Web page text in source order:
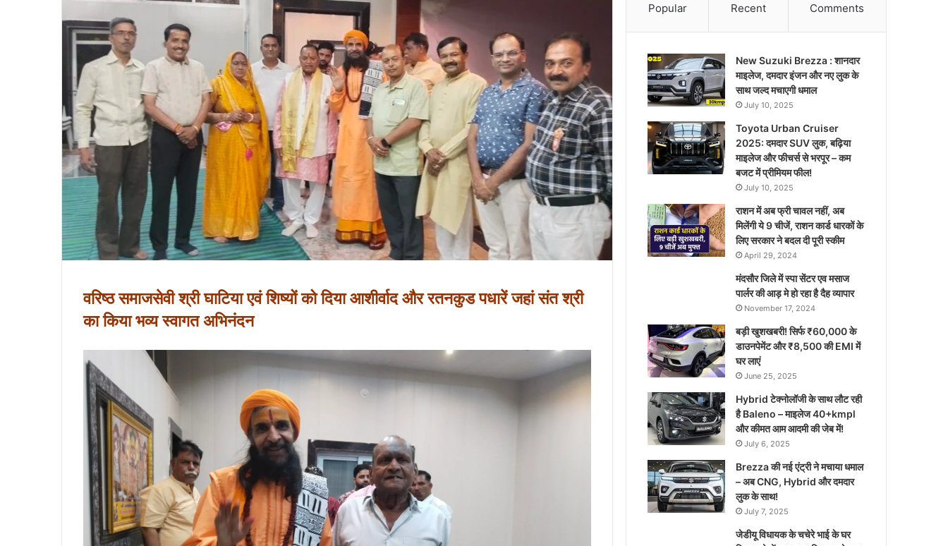
वरिष्ठ समाजसेवी श्री घाटिया एवं शिष्यों को दिया आशीर्वाद और रतनकुड पधारें जहां संत श्री
का किया भव्य स्वागत अभिनंदन
Popular Recent Comments
New Suzuki Brezza : शानदार
माइलेज, दमदार इंजन और नए लुक के
साथ जल्द मचाएगी धमाल
July 10, 2025
Toyota Urban Cruiser
2025: दमदार SUV लुक, बढ़िया
माइलेज और फीचर्स से भरपूर – कम
बजट में प्रीमियम फील!
July 10, 2025
राशन में अब फ्री चावल नहीं, अब
मिलेंगी ये 9 चीजें, राशन कार्ड धारकों के
लिए सरकार ने बदल दी पूरी स्कीम
April 29, 2024
मंदसौर जिले में स्पा सेंटर एव मसाज
पार्लर की आड़ मे हो रहा है दैह व्यापार
November 17, 2024
बड़ी खुशखबरी! सिर्फ ₹60,000 के
डाउनपेमेंट और ₹8,500 की EMI में
घर लाएं
June 25, 2025
Hybrid टेक्नोलॉजी के साथ लौट रही
है Baleno – माइलेज 40+kmpl
और कीमत आम आदमी की जेब में!
July 6, 2025
Brezza की नई एंट्री ने मचाया धमाल
– अब CNG, Hybrid और दमदार
लुक के साथ!
July 7, 2025
जेडीयू विधायक के चचेरे भाई के घर